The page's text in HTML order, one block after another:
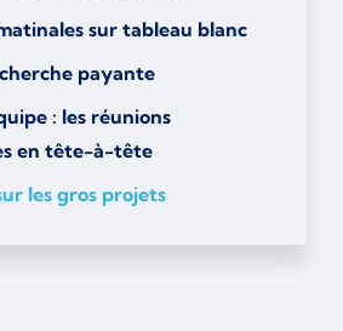
sur tableau blanc
payante
: les réunions
en tête-à-tête
les gros projets